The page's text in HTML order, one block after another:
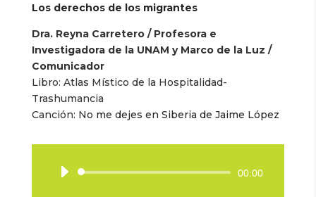
Los derechos de los migrantes
Dra. Reyna Carretero / Profesora e
Investigadora de la UNAM y Marco de la Luz /
Comunicador
Libro: Atlas Místico de la Hospitalidad-
Trashumancia
Canción: No me dejes en Siberia de Jaime López
Reproductor
00:00